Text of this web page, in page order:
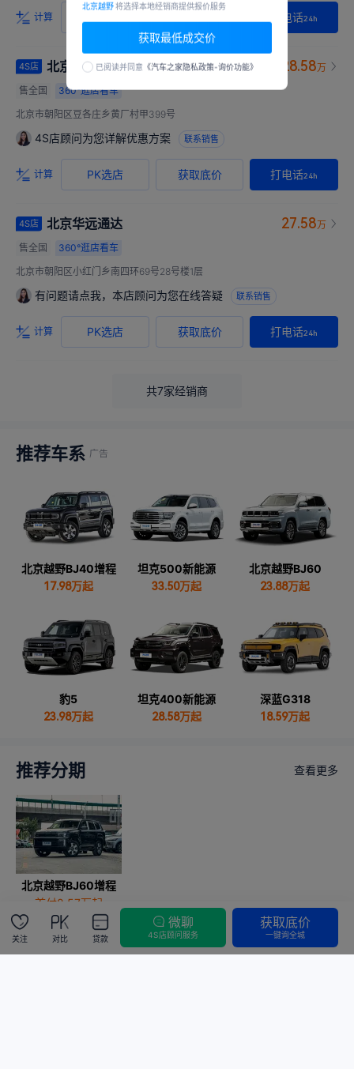
计算 打电话24h
4S店 北京鹏远兴业 28.58万
售全国
360°逛店看车
北京市朝阳区豆各庄乡黄厂村甲399号
4S店顾问为您详解优惠方案 联系销售
计算 PK选店 获取底价 打电话24h
4S店 北京华远通达 27.58万
售全国
360°逛店看车
北京市朝阳区小红门乡南四环69号28号楼1层
有问题请点我，本店顾问为您在线答疑 联系销售
计算 PK选店 获取底价 打电话24h
共7家经销商
推荐车系
北京越野BJ40增程
17.98万起
坦克500新能源
33.50万起
北京越野BJ60
23.88万起
豹5
23.98万起
坦克400新能源
28.58万起
深蓝G318
18.59万起
推荐分期 查看更多
北京越野BJ60增程
首付8.57万起
分期可省3.2万
申请额度
关注 对比 贷款
微聊
4S店顾问服务
获取底价
一键询全城
北京越野将选择本地经销商提供报价服务
获取最低成交价
已阅读并同意 《汽车之家隐私政策-询价功能》